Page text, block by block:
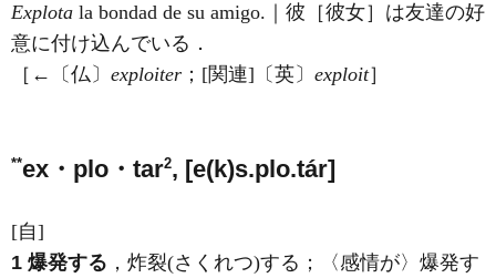
Explota la bondad de su amigo.｜彼［彼女］は友達の好
意に付け込んでいる．
［←〔仏〕 exploiter ；[関連]〔英〕 exploit］
**ex・plo・tar2, [e(k)s.plo.tár]
[自]
1 爆発する ，炸裂(さくれつ)する；〈感情が〉爆発す